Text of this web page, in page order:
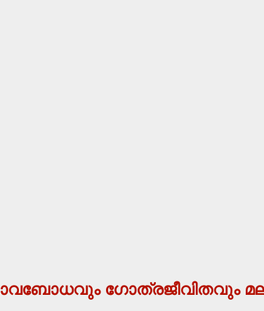
ഗോത്രജീവിതവും